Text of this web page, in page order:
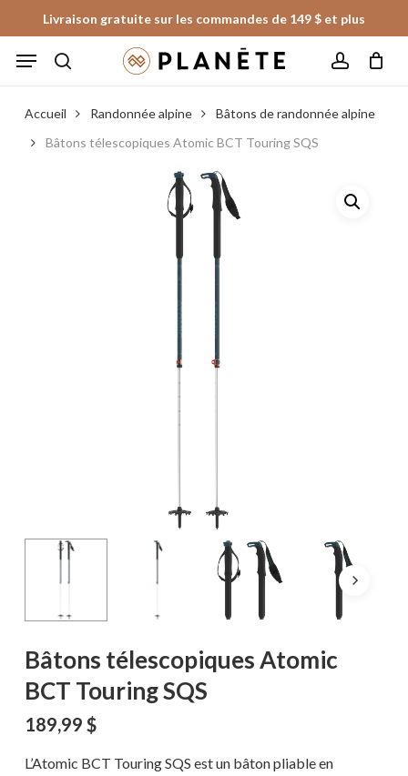
to
main
Livraison gratuite sur les commandes de 149 $ et plus
Menu
Fermer
le
panier
Accueil Randonnée alpine
Bâtons de randonnée alpine
Bâtons télescopiques Atomic BCT Touring SQS
Bâtons télescopiques Atomic
BCT Touring SQS
189,99 $
L’Atomic BCT Touring SQS est un bâton pliable en